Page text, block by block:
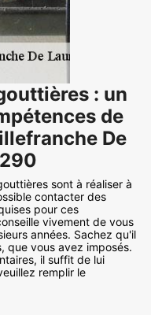
: un
de
De
sont à réaliser à
contacter des
pour ces
vivement de vous
années. Sachez qu'il
que vous avez imposés.
il suffit de lui
remplir le